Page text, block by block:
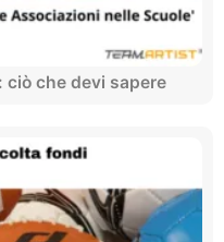
ciò che devi sapere